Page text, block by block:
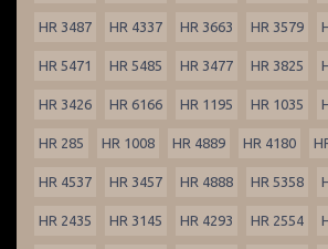
HR 3487 HR 4337 HR 3663 HR 3579
HR 5471 HR 5485 HR 3477 HR 3825
HR 3426 HR 6166 HR 1195 HR 1035
HR 285 HR 1008 HR 4889 HR 4180
HR 4537 HR 3457 HR 4888 HR 5358
HR 2435 HR 3145 HR 4293 HR 2554